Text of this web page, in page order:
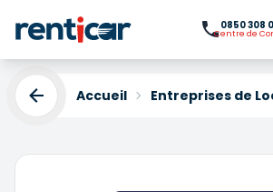
0850 308
Centre de
Accueil Entreprises de